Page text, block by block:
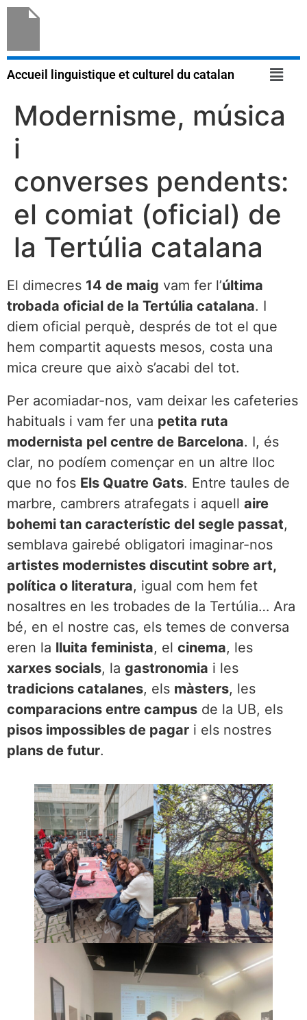
Accueil linguistique et culturel du catalan
Modernisme, música
i
converses pendents:
el comiat (oficial) de
la Tertúlia catalana
El dimecres 14 de maig vam fer l’última
trobada oficial de la Tertúlia catalana. I
diem oficial perquè, després de tot el que
hem compartit aquests mesos, costa una
mica creure que això s’acabi del tot.
Per acomiadar-nos, vam deixar les cafeteries
habituals i vam fer una petita ruta
modernista pel centre de Barcelona. I, és
clar, no podíem començar en un altre lloc
que no fos Els Quatre Gats. Entre taules de
marbre, cambrers atrafegats i aquell aire
bohemi tan característic del segle passat,
semblava gairebé obligatori imaginar-nos
artistes modernistes discutint sobre art,
política o literatura, igual com hem fet
nosaltres en les trobades de la Tertúlia… Ara
bé, en el nostre cas, els temes de conversa
eren la lluita feminista, el cinema, les
xarxes socials, la gastronomia i les
tradicions catalanes, els màsters, les
comparacions entre campus de la UB, els
pisos impossibles de pagar i els nostres
plans de futur.